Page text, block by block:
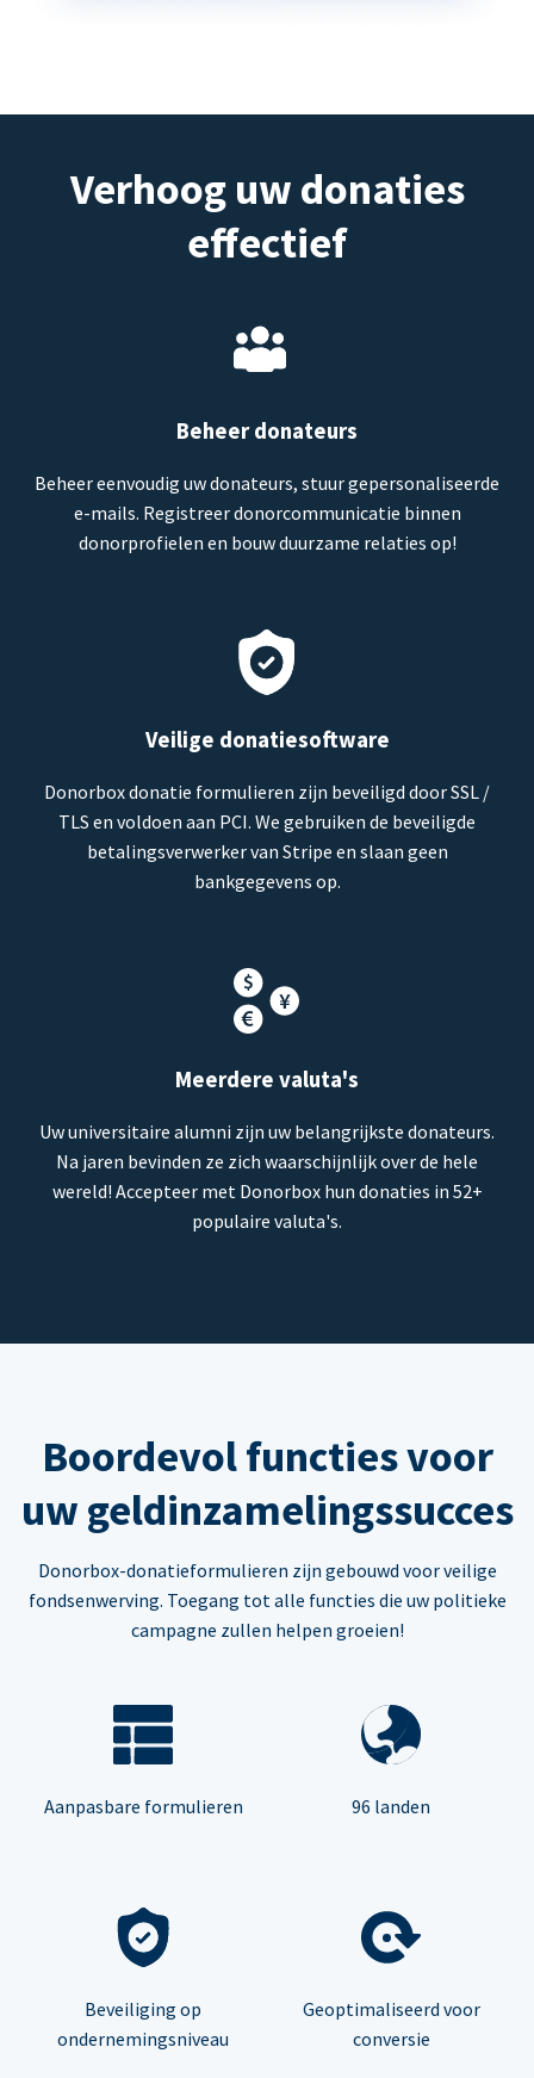
Verhoog uw donaties
effectief
Beheer donateurs
Beheer eenvoudig uw donateurs, stuur gepersonaliseerde
e-mails. Registreer donorcommunicatie binnen
donorprofielen en bouw duurzame relaties op!
Veilige donatiesoftware
Donorbox donatie formulieren zijn beveiligd door SSL /
TLS en voldoen aan PCI. We gebruiken de beveiligde
betalingsverwerker van Stripe en slaan geen
bankgegevens op.
Meerdere valuta's
Uw universitaire alumni zijn uw belangrijkste donateurs.
Na jaren bevinden ze zich waarschijnlijk over de hele
wereld! Accepteer met Donorbox hun donaties in 52+
populaire valuta's.
Boordevol functies voor
uw geldinzamelingssucces
Donorbox-donatieformulieren zijn gebouwd voor veilige
fondsenwerving. Toegang tot alle functies die uw politieke
campagne zullen helpen groeien!
Aanpasbare formulieren 96 landen
Beveiliging op
ondernemingsniveau
Geoptimaliseerd voor
conversie